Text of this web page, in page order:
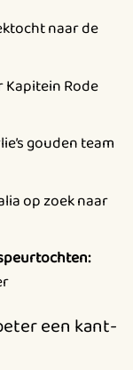
naar de
Rode
gouden team
op zoek naar
een kant-